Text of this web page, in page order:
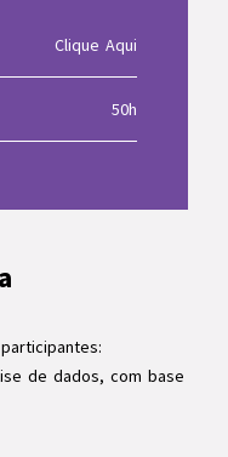
de dados, com base
Clique Aqui
50h